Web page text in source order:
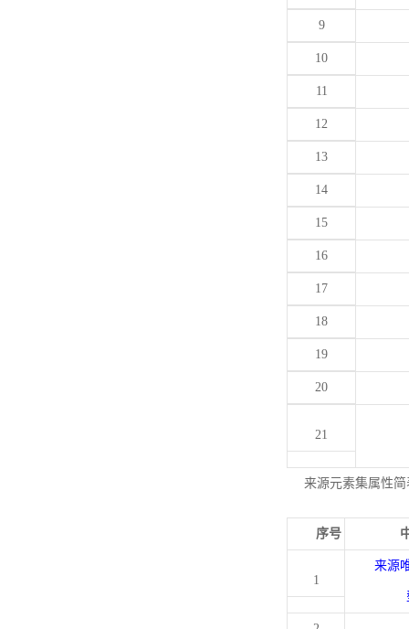
9
10
11
12
13
14
15
16
17
18
19
20
21
来源元素集属性简
序号
1
来源